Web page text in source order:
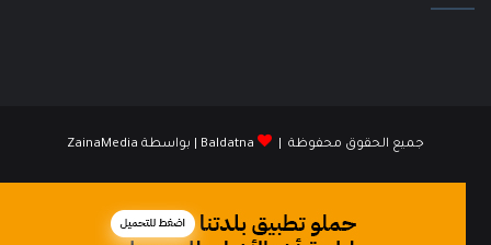
جميع الحقوق محفوظة | Baldatna | بواسطة ZainaMedia